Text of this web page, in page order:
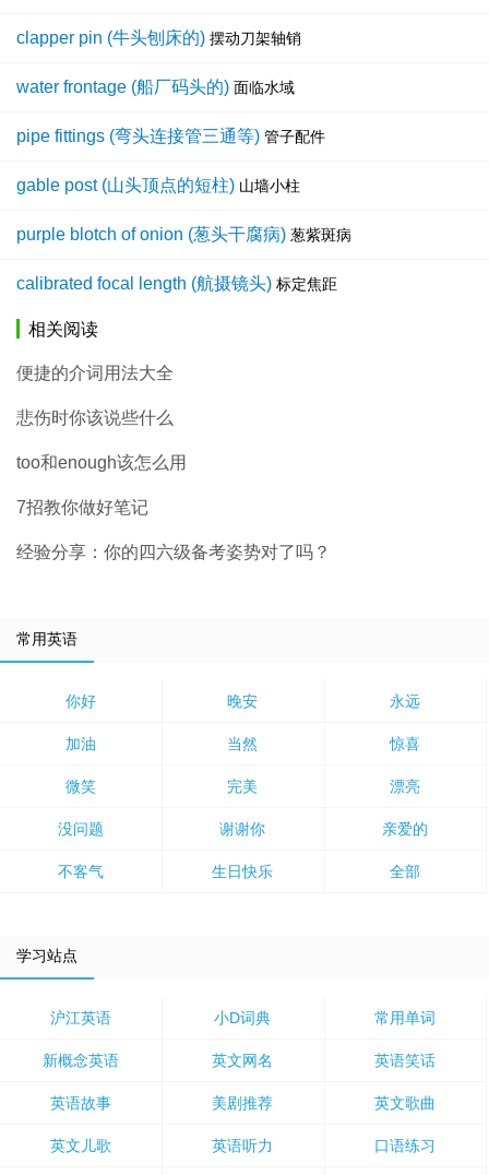
clapper pin (牛头刨床的) 摆动刀架轴销
water frontage (船厂码头的) 面临水域
pipe fittings (弯头连接管三通等) 管子配件
gable post (山头顶点的短柱) 山墙小柱
purple blotch of onion (葱头干腐病) 葱紫斑病
calibrated focal length (航摄镜头) 标定焦距
相关阅读
便捷的介词用法大全
悲伤时你该说些什么
too和enough该怎么用
7招教你做好笔记
经验分享：你的四六级备考姿势对了吗？
常用英语
你好 晚安 永远
加油 当然 惊喜
微笑 完美 漂亮
没问题 谢谢你 亲爱的
不客气 生日快乐 全部
学习站点
沪江英语 小D词典 常用单词
新概念英语 英文网名 英语笑话
英语故事 美剧推荐 英文歌曲
英文儿歌 英语听力 口语练习